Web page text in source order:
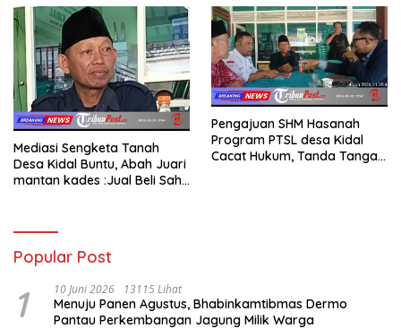
Mediasi Sengketa Tanah
Desa Kidal Buntu, Abah Juari
mantan kades :Jual Beli Sah,
Membatalkan Hak Warga.
Pengajuan SHM Hasanah
Program PTSL desa Kidal
Cacat Hukum, Tanda Tangan
Popular Post
1 10 Juni 2026 13115 Lihat
Menuju Panen Agustus, Bhabinkamtibmas Dermo
Pantau Perkembangan Jagung Milik Warga